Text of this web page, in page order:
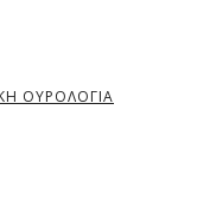
ΟΥΡΟΛΟΓΙΑ